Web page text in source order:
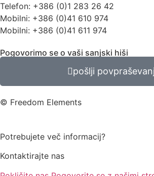
Telefon: +386 (0)1 283 26 42
Mobilni: +386 (0)41 610 974
Mobilni: +386 (0)41 611 974
Pogovorimo se o vaši sanjski hiši
pošlji
© Freedom Elements
Potrebujete več informacij?
Kontaktirajte nas